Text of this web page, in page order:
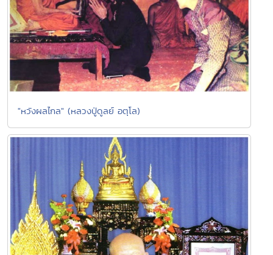
"หวังผลไกล" (หลวงปู่ดูลย์ อตุโล)